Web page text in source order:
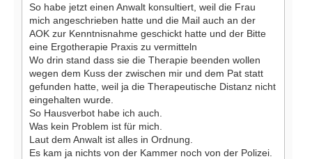
So habe jetzt einen Anwalt konsultiert, weil die Frau
mich angeschrieben hatte und die Mail auch an der
AOK zur Kenntnisnahme geschickt hatte und der Bitte
eine Ergotherapie Praxis zu vermitteln
Wo drin stand dass sie die Therapie beenden wollen
wegen dem Kuss der zwischen mir und dem Pat statt
gefunden hatte, weil ja die Therapeutische Distanz nicht
eingehalten wurde.
So Hausverbot habe ich auch.
Was kein Problem ist für mich.
Laut dem Anwalt ist alles in Ordnung.
Es kam ja nichts von der Kammer noch von der Polizei.